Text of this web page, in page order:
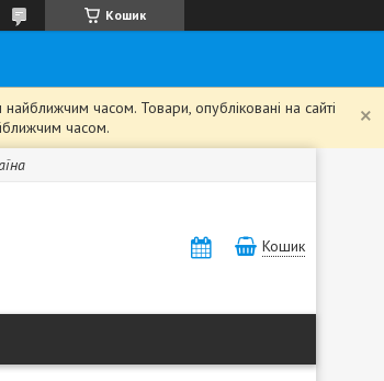
Кошик
часом. Товари, опубліковані на сайті
часом.
Кошик